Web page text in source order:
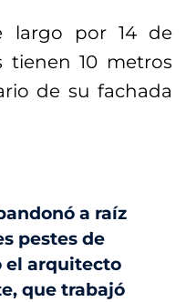
largo por 14 de
tienen 10 metros
de su fachada
a raíz
pestes de
el arquitecto
que trabajó